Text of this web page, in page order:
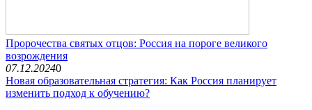
Пророчества святых отцов: Россия на пороге великого
возрождения
07.12.20240
Новая образовательная стратегия: Как Россия планирует
изменить подход к обучению?